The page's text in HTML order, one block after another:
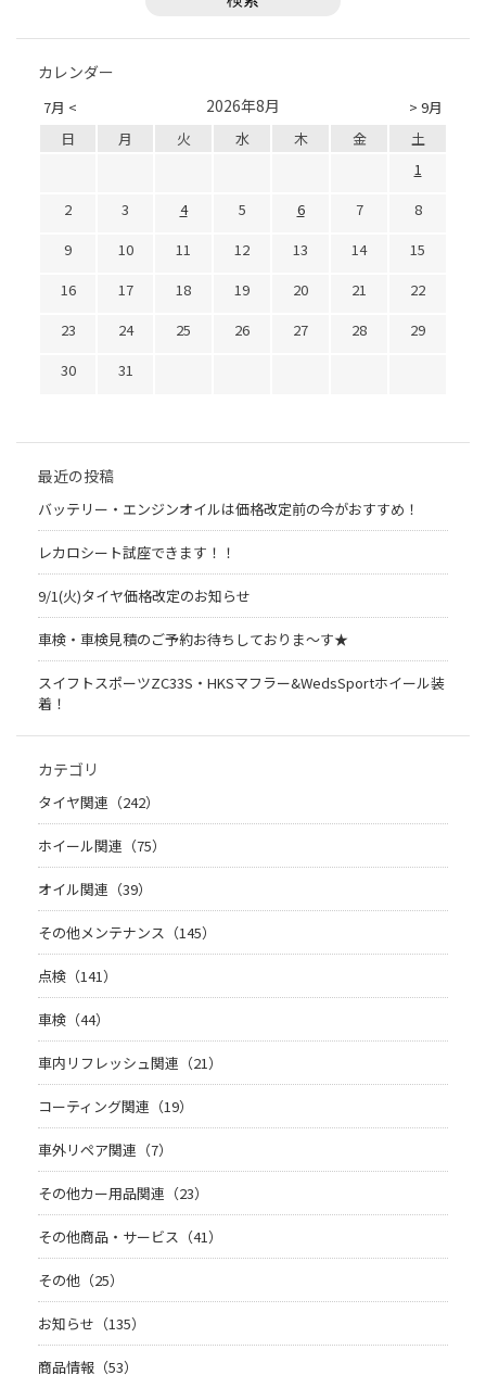
カレンダー
7月 < > 9月
2026年8月
日 月 火 水 木 金
土
1
2
3 4 5 6 7
8
9
10 11 12 13 14
15
16
17 18 19 20 21
22
23
24 25 26 27 28
29
30
31
最近の投稿
バッテリー・エンジンオイルは価格改定前の今がおすすめ！
レカロシート試座できます！！
9/1(火)タイヤ価格改定のお知らせ
車検・車検見積のご予約お待ちしておりま～す★
スイフトスポーツZC33S・HKSマフラー&WedsSportホイール装
着！
カテゴリ
タイヤ関連（242）
ホイール関連（75）
オイル関連（39）
その他メンテナンス（145）
点検（141）
車検（44）
車内リフレッシュ関連（21）
コーティング関連（19）
車外リペア関連（7）
その他カー用品関連（23）
その他商品・サービス（41）
その他（25）
お知らせ（135）
商品情報（53）